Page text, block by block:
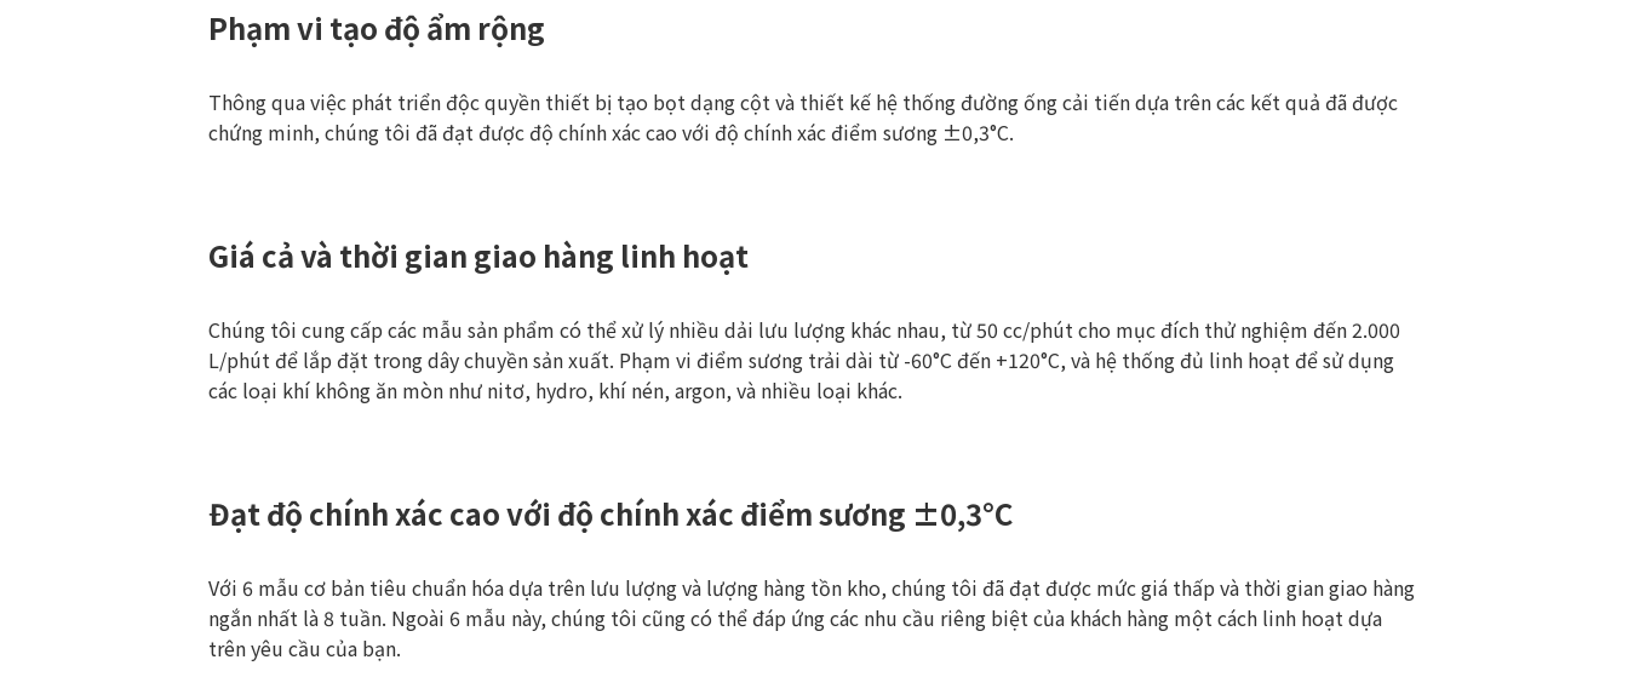
Phạm vi tạo độ ẩm rộng
Thông qua việc phát triển độc quyền thiết bị tạo bọt dạng cột và thiết kế hệ thống đường ống cải tiến dựa trên các kết quả đã được
chứng minh, chúng tôi đã đạt được độ chính xác cao với độ chính xác điểm sương ±0,3°C.
Giá cả và thời gian giao hàng linh hoạt
Chúng tôi cung cấp các mẫu sản phẩm có thể xử lý nhiều dải lưu lượng khác nhau, từ 50 cc/phút cho mục đích thử nghiệm đến 2.000
L/phút để lắp đặt trong dây chuyền sản xuất. Phạm vi điểm sương trải dài từ -60°C đến +120°C, và hệ thống đủ linh hoạt để sử dụng
các loại khí không ăn mòn như nitơ, hydro, khí nén, argon, và nhiều loại khác.
Đạt độ chính xác cao với độ chính xác điểm sương ±0,3°C
Với 6 mẫu cơ bản tiêu chuẩn hóa dựa trên lưu lượng và lượng hàng tồn kho, chúng tôi đã đạt được mức giá thấp và thời gian giao hàng
ngắn nhất là 8 tuần. Ngoài 6 mẫu này, chúng tôi cũng có thể đáp ứng các nhu cầu riêng biệt của khách hàng một cách linh hoạt dựa
trên yêu cầu của bạn.